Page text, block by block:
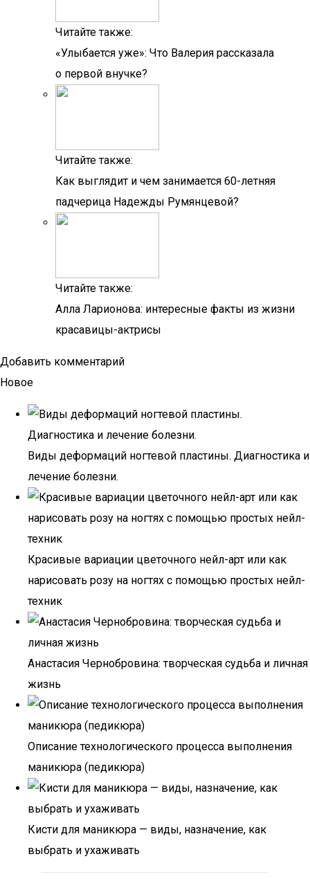
Читайте также:
«Улыбается уже»: Что Валерия рассказала
о первой внучке?
Читайте также:
Как выглядит и чем занимается 60-летняя
падчерица Надежды Румянцевой?
Читайте также:
Алла Ларионова: интересные факты из жизни
красавицы-актрисы
Добавить комментарий
Новое
Виды деформаций ногтевой пластины. Диагностика и
лечение болезни.
Красивые вариации цветочного нейл-арт или как
нарисовать розу на ногтях с помощью простых нейл-
техник
Анастасия Чернобровина: творческая судьба и личная
жизнь
Описание технологического процесса выполнения
маникюра (педикюра)
Кисти для маникюра — виды, назначение, как
выбрать и ухаживать